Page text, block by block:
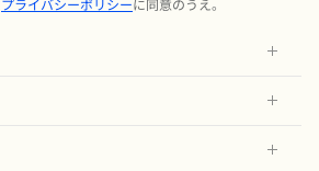
プライバシーポリシーに同意のうえ。